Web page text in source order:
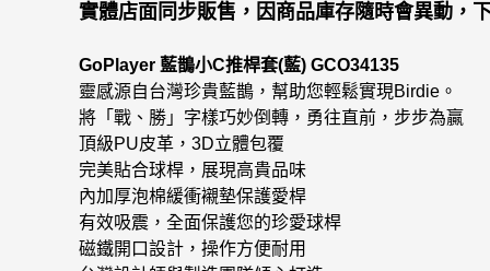
實體店面同步販售，因商品庫存隨時會異動，
GoPlayer 藍鵲小C推桿套(藍) GCO34135
靈感源自台灣珍貴藍鵲，幫助您輕鬆實現Birdie。
將「戰、勝」字樣巧妙倒轉，勇往直前，步步為贏
頂級PU皮革，3D立體包覆
完美貼合球桿，展現高貴品味
內加厚泡棉緩衝襯墊保護愛桿
有效吸震，全面保護您的珍愛球桿
磁鐵開口設計，操作方便耐用